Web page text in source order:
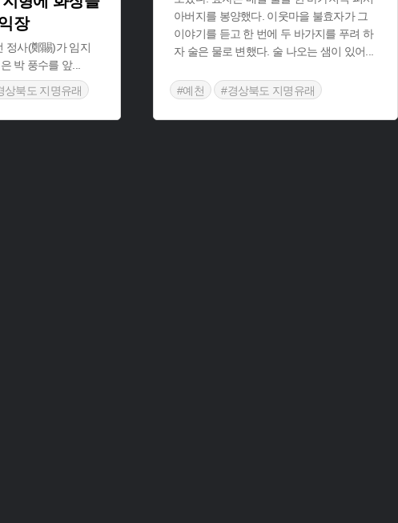
장
정사(鄭賜)가 임지
박 풍수를 앞...
상북도 지명유래
아버지를 봉양했다. 이웃마을 불효자가 그
이야기를 듣고 한 번에 두 바가지를 푸려 하
자 술은 물로 변했다. 술 나오는 샘이 있어
#예천
#경상북도 지명유래